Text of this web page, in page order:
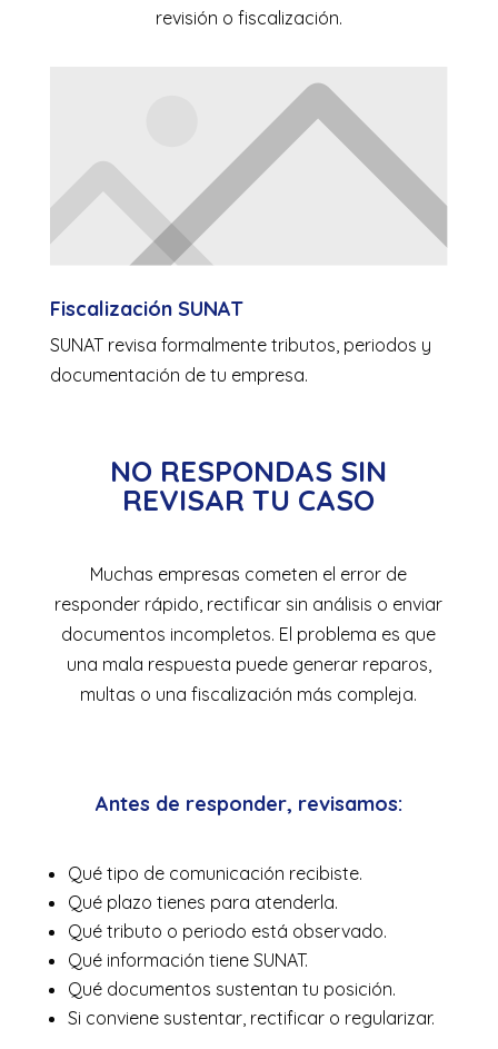
revisión o fiscalización.
Fiscalización SUNAT
SUNAT revisa formalmente tributos, periodos y
documentación de tu empresa.
NO RESPONDAS SIN
REVISAR TU CASO
Muchas empresas cometen el error de
responder rápido, rectificar sin análisis o enviar
documentos incompletos. El problema es que
una mala respuesta puede generar reparos,
multas o una fiscalización más compleja.
Antes de responder, revisamos:
Qué tipo de comunicación recibiste.
Qué plazo tienes para atenderla.
Qué tributo o periodo está observado.
Qué información tiene SUNAT.
Qué documentos sustentan tu posición.
Si conviene sustentar, rectificar o regularizar.